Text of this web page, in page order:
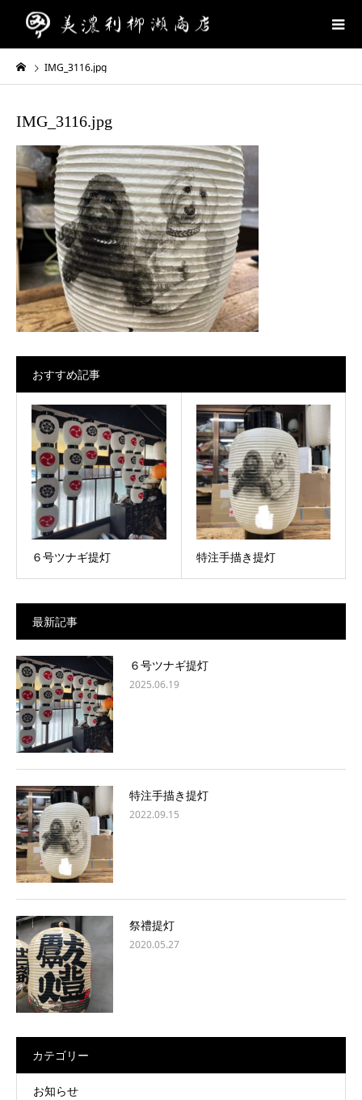
IMG_3116.jpg
IMG_3116.jpg
おすすめ記事
６号ツナギ提灯 特注手描き提灯
最新記事
６号ツナギ提灯
2025.06.19
特注手描き提灯
2022.09.15
祭禮提灯
2020.05.27
カテゴリー
お知らせ